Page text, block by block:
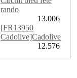
rando
13.006
[FR13950
Cadolive]Cadolive
12.576